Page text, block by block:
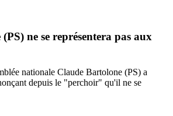
ne se représentera pas aux
nationale Claude Bartolone (PS) a
depuis le "perchoir" qu'il ne se